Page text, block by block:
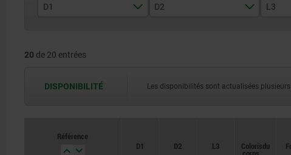
D1
125
D2 L3
20 de 20 entrées
DISPONIBILITÉ Les disponibilités sont actualisées
Référence
D1
D2 L3 Coloris du
Référence
D1
D2 L3 Coloris du